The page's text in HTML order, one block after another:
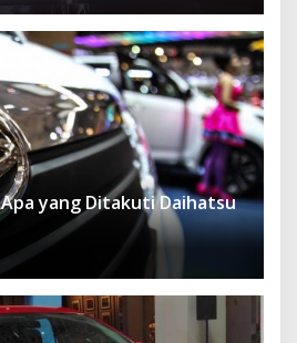
Apa yang Ditakuti Daihatsu